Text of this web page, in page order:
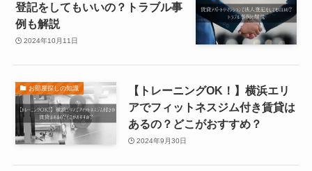
登記をしてもいいの？トラブル事
例も解説
2024年10月11日
お部屋探しの知識
【トレーニングOK！】横浜エリ
アでフィットネスジム付き賃貸は
あるの？どこがおすすめ？
2024年9月30日